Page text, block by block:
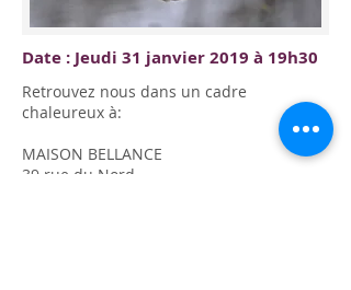
Date : Jeudi 31 janvier 2019 à 19h30
Retrouvez nous dans un cadre
chaleureux à:
MAISON BELLANCE
39 rue du Nord